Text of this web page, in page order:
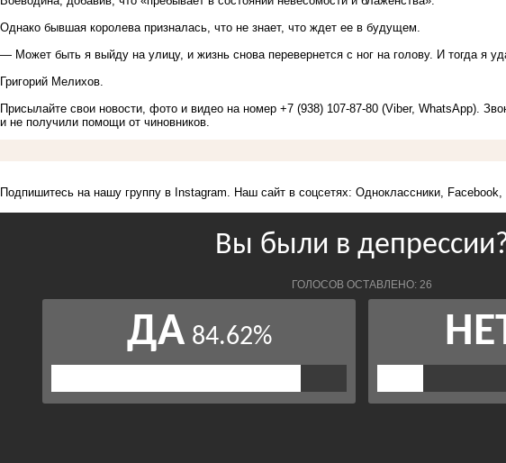
Однако бывшая королева призналась, что не знает, что ждет ее в будущем.
— Может быть я выйду на улицу, и жизнь снова перевернется с ног на голову. И тогда я
Григорий Мелихов.
Присылайте свои новости, фото и видео на номер +7 (938) 107-87-80 (Viber, WhatsApp).
и не получили помощи от чиновников.
Подпишитесь на нашу группу в Instagram. Наш сайт в соцсетях: Одноклассники, Facebook,